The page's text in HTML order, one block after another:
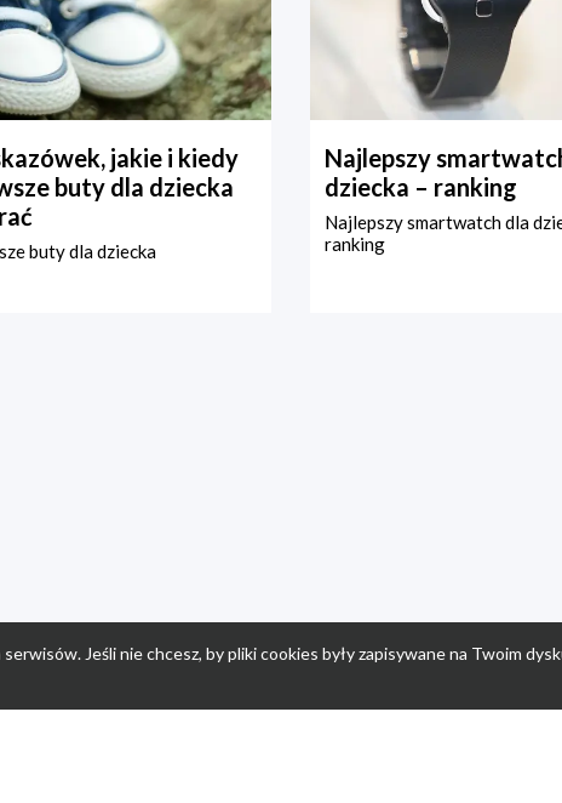
jakie i kiedy
buty dla dziecka
buty dla dziecka
Najlepszy
dziecka – ranking
Najlepszy smartwatch dla
ranking
Jeśli nie chcesz, by pliki cookies były zapisywane na Twoim